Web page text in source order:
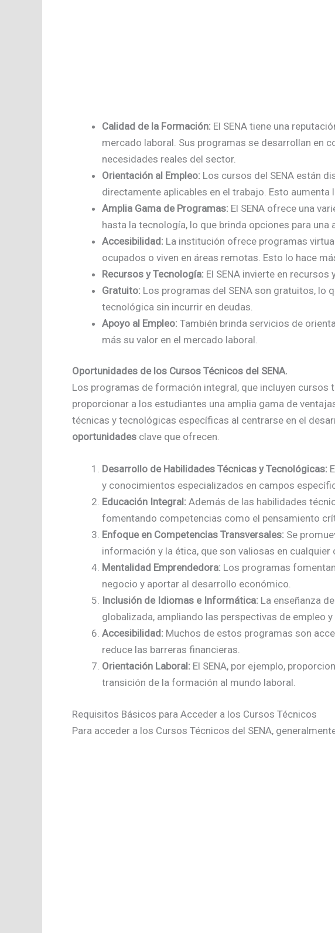
Calidad de la Formación: El SENA tiene una
mercado laboral. Sus programas se desarrollan en
necesidades reales del sector.
Orientación al Empleo: Los cursos del SENA están
directamente aplicables en el trabajo. Esto
Amplia Gama de Programas: El SENA ofrece una
hasta la tecnología, lo que brinda opciones para
Accesibilidad: La institución ofrece programas
ocupados o viven en áreas remotas. Esto lo hace
Recursos y Tecnología: El SENA invierte en
Gratuito: Los programas del SENA son gratuitos, lo
tecnológica sin incurrir en deudas.
Apoyo al Empleo: También brinda servicios de
más su valor en el mercado laboral.
Oportunidades de los Cursos Técnicos del SENA.
Los programas de formación integral, que incluyen cursos
proporcionar a los estudiantes una amplia gama de
técnicas y tecnológicas específicas al centrarse en el
oportunidades clave que ofrecen.
Desarrollo de Habilidades Técnicas y Tecnológicas:
y conocimientos especializados en campos
Educación Integral: Además de las habilidades
fomentando competencias como el pensamiento
Enfoque en Competencias Transversales: Se
información y la ética, que son valiosas en cualquier
Mentalidad Emprendedora: Los programas
negocio y aportar al desarrollo económico.
Inclusión de Idiomas e Informática: La enseñanza
globalizada, ampliando las perspectivas de empleo
Accesibilidad: Muchos de estos programas son
reduce las barreras financieras.
Orientación Laboral: El SENA, por ejemplo,
transición de la formación al mundo laboral.
Requisitos Básicos para Acceder a los Cursos Técnicos
Para acceder a los Cursos Técnicos del SENA,